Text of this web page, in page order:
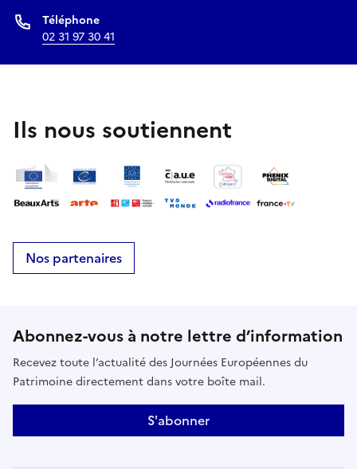
Téléphone
02 31 97 30 41
Ils nous soutiennent
Nos partenaires
Abonnez-vous à notre lettre d’information
Recevez toute l’actualité des Journées Européennes du
Patrimoine directement dans votre boîte mail.
S'abonner